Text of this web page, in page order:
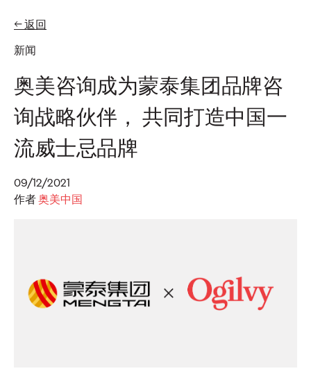
新闻
← 返回
奥美咨询成为蒙泰集团品牌咨
询战略伙伴， 共同打造中国一
流威士忌品牌
09/12/2021
作者奥美中国
专题
观点
奥美发布首届2026年亚
太地区可信度指数，推
奥美中国 07/07/2026